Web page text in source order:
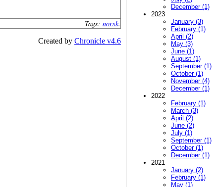
Tags: norsk.
December (1)
2023
January (3)
February (1)
April (2)
May (3)
June (1)
August (1)
September (1)
October (1)
November (4)
December (1)
2022
February (1)
March (3)
April (2)
June (2)
July (1)
September (1)
October (1)
December (1)
2021
January (2)
February (1)
May (1)
Created by Chronicle v4.6